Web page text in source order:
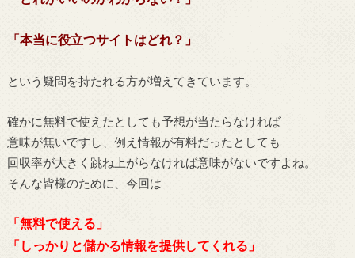
「本当に役立つサイトはどれ？」
という疑問を持たれる方が増えてきています。
確かに無料で使えたとしても予想が当たらなければ
意味が無いですし、例え情報が有料だったとしても
回収率が大きく跳ね上がらなければ意味がないですよね。
そんな皆様のために、今回は
「無料で使える」
「しっかりと儲かる情報を提供してくれる」